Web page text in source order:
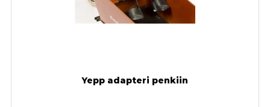
Yepp adapteri penkiin